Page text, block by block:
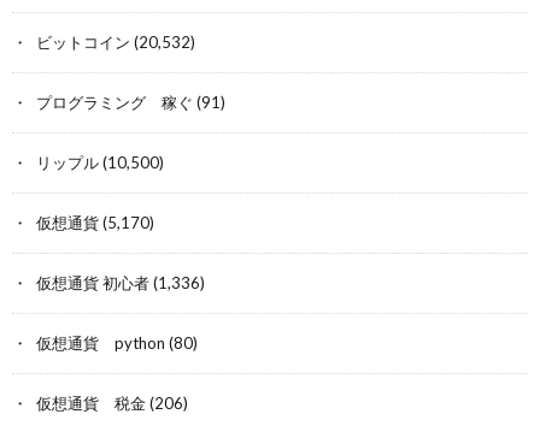
ビットコイン (20,532)
プログラミング 稼ぐ (91)
リップル(10,500)
仮想通貨(5,170)
仮想通貨 初心者(1,336)
仮想通貨 python (80)
仮想通貨 税金(206)